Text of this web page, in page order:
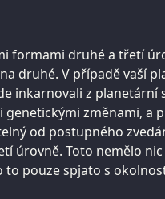
formami druhé a třetí
druhé. V případě vaší
inkarnovali z planetární
genetickými změnami, a
od postupného
úrovně. Toto nemělo
to pouze spjato s